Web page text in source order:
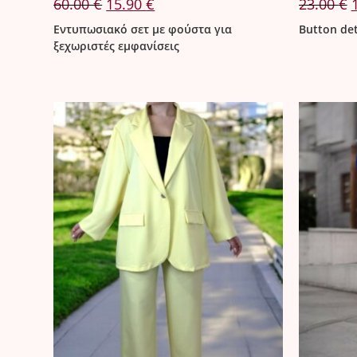
60.00€ price
was:
60.00 €.
15.90€τρέχουσα
τιμή
είναι:
15.90 €.
Εντυπωσιακό σετ με φούστα για
ξεχωριστές εμφανίσεις
23.00€
Button